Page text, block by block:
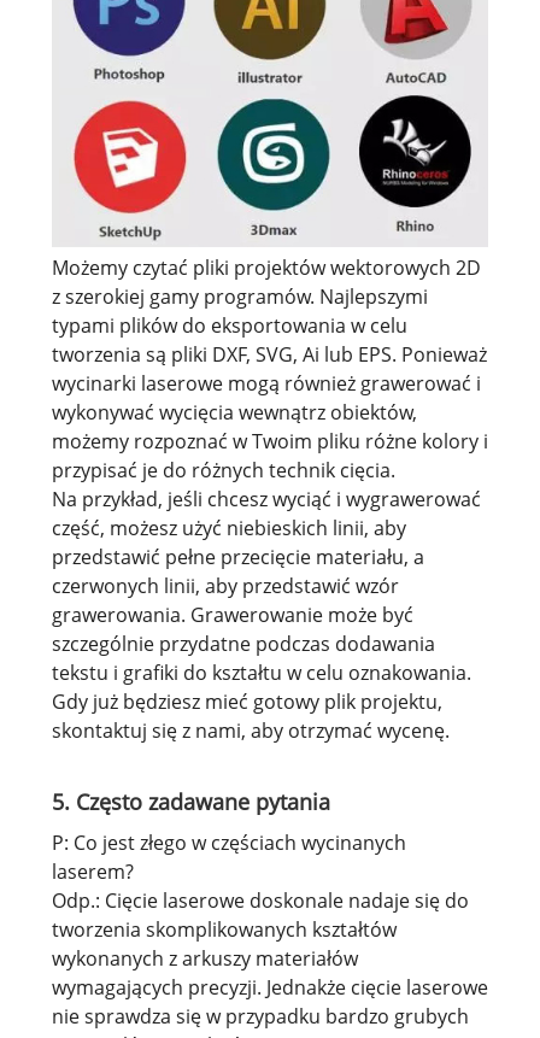
Możemy czytać pliki projektów wektorowych 2D
z szerokiej gamy programów. Najlepszymi
typami plików do eksportowania w celu
tworzenia są pliki DXF, SVG, Ai lub EPS. Ponieważ
wycinarki laserowe mogą również grawerować i
wykonywać wycięcia wewnątrz obiektów,
możemy rozpoznać w Twoim pliku różne kolory i
przypisać je do różnych technik cięcia.
Na przykład, jeśli chcesz wyciąć i wygrawerować
część, możesz użyć niebieskich linii, aby
przedstawić pełne przecięcie materiału, a
czerwonych linii, aby przedstawić wzór
grawerowania. Grawerowanie może być
szczególnie przydatne podczas dodawania
tekstu i grafiki do kształtu w celu oznakowania.
Gdy już będziesz mieć gotowy plik projektu,
skontaktuj się z nami, aby otrzymać wycenę.
5. Często zadawane pytania
P: Co jest złego w częściach wycinanych
laserem?
Odp.: Cięcie laserowe doskonale nadaje się do
tworzenia skomplikowanych kształtów
wykonanych z arkuszy materiałów
wymagających precyzji. Jednakże cięcie laserowe
nie sprawdza się w przypadku bardzo grubych